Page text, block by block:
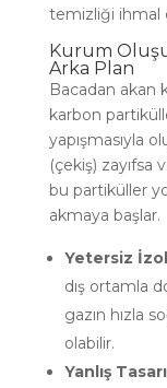
temizliği ihmal
Kurum
Arka Plan
Bacadan
karbon
yapışmasıyla
(çekiş) zayıfsa
bu partiküller
akmaya başlar.
Yetersiz
dış ortamla
gazın hızla
olabilir.
Yanlış